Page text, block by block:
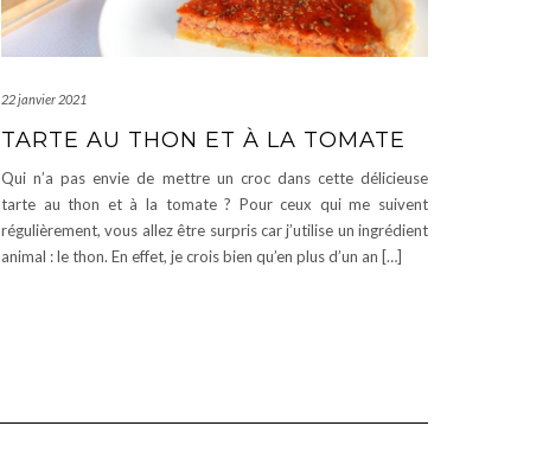
22 janvier 2021
TARTE AU THON ET À LA TOMATE
Qui n’a pas envie de mettre un croc dans cette délicieuse
tarte au thon et à la tomate ? Pour ceux qui me suivent
régulièrement, vous allez être surpris car j’utilise un ingrédient
animal : le thon. En effet, je crois bien qu’en plus d’un an […]